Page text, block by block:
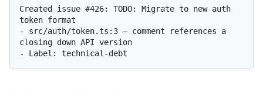
Created issue #426: TODO: Migrate to new auth
token format
- src/auth/token.ts:3 — comment references a
closing down API version